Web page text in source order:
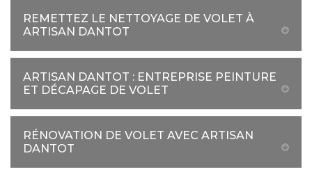
REMETTEZ LE NETTOYAGE DE VOLET À
ARTISAN DANTOT
ARTISAN DANTOT : ENTREPRISE PEINTURE
ET DÉCAPAGE DE VOLET
RÉNOVATION DE VOLET AVEC ARTISAN
DANTOT